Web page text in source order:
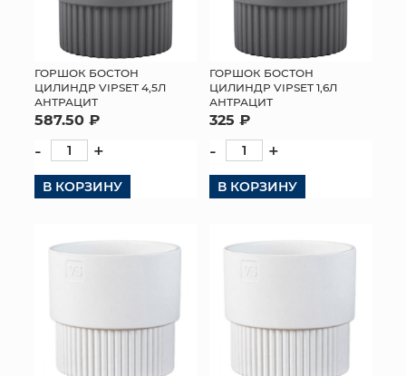
ГОРШОК БОСТОН
ЦИЛИНДР VIPSET 4,5Л
АНТРАЦИТ
587.50 ₽
- +
В КОРЗИНУ
ГОРШОК БОСТОН
ЦИЛИНДР VIPSET 1,6Л
АНТРАЦИТ
325 ₽
- +
В КОРЗИНУ